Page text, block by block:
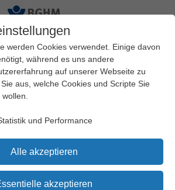
Presseservice Pressearchiv
Hotline für
und
werden Cookies verwendet. Einige davon
während es uns andere
auf unserer Webseite zu
aus, welche Cookies und Scripte Sie
und Performance
Alle akzeptieren
akzeptieren